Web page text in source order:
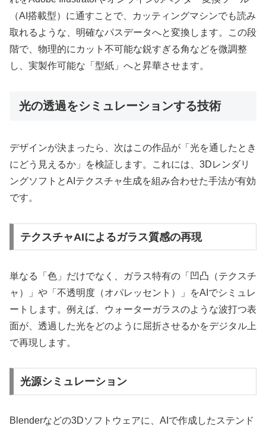
（AI搭載型）に通すことで、カッティングマシンでも読み
取れるような、明確なパスデータへと変換します。この段
階で、物理的にカット不可能な鋭すぎる角などを微調整
し、実製作可能な「型紙」へと昇華させます。
光の透過をシミュレーションする技術
デザインが決まったら、次はこの作品が「光を通したとき
にどう見えるか」を検証します。これには、3Dレンダリ
ングソフトとAIテクスチャ生成を組み合わせた手法が有効
です。
テクスチャAIによるガラス質感の再現
単なる「色」だけでなく、ガラス特有の「凹凸（テクスチ
ャ）」や「不透明度（オパレッセント）」をAIでシミュレ
ートします。例えば、ウォーターガラスのような波打つ表
面が、透過した光をどのように屈折させるかをデジタル上
で再現します。
光源シミュレーション
Blenderなどの3Dソフトウェアに、AIで作成したステンド